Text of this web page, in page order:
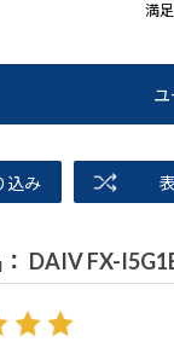
満
込み
DAIV FX-